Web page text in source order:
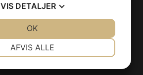
VIS DETALJER
AFVIS ALLE
OK